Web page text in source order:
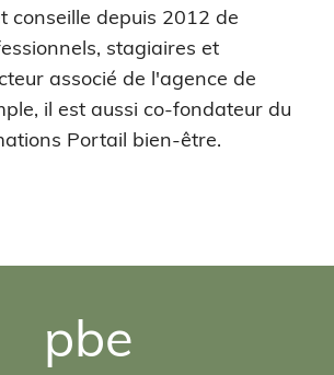
conseille depuis 2012 de
stagiaires et
associé de l'agence de
il est aussi co-fondateur du
Portail bien-être.
pbe